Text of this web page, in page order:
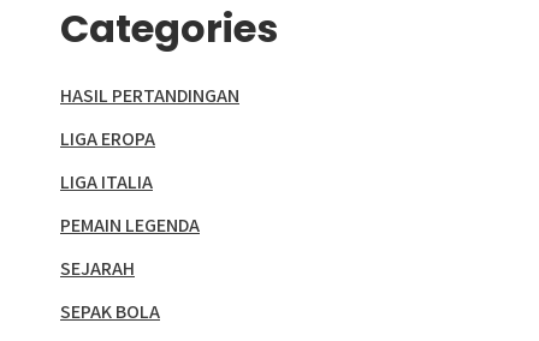
Categories
HASIL PERTANDINGAN
LIGA EROPA
LIGA ITALIA
PEMAIN LEGENDA
SEJARAH
SEPAK BOLA